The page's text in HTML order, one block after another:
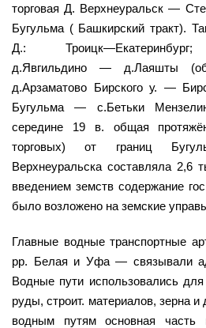
торговая Д. Верхнеуральск —
Бугульма ( Башкирский тракт).
Д.: Троицк—Екатеринбург;
д.Явгильдино — д.Лаяшты
д.Арзаматово Бирского у. —
Бугульма — с.Бетьки
середине 19 в. общая
торговых) от границ
Верхнеуральска составляла 2,6
введением земств содержание
было возложено на земские
Главные водные транспортные
рр. Белая и Уфа — связывали
Водные пути использовались
руды, строит. материалов, зерна
водным путям основная часть